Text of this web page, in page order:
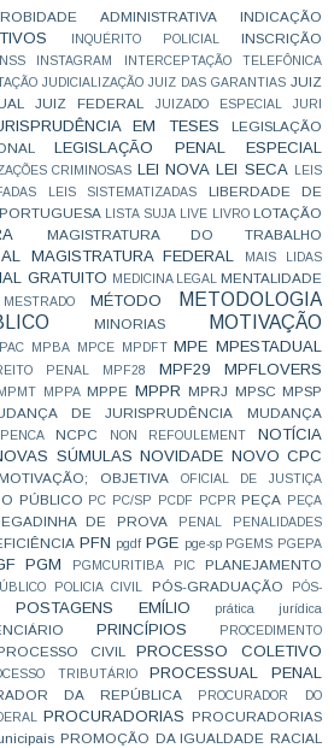
ADMINISTRATIVA
INDICAÇÃO
INQUÉRITO POLICIAL
INSCRIÇÃO
INSS INSTAGRAM INTERCEPTAÇÃO TELEFÔNICA
JUDICIALIZAÇÃO JUIZ DAS GARANTIAS JUIZ
JUIZ FEDERAL JUIZADO ESPECIAL JURI
EM TESES
LEGISLAÇÃO
LEGISLAÇÃO PENAL ESPECIAL
CRIMINOSAS LEI NOVA LEI SECA
LEIS
LEIS SISTEMATIZADAS
LIBERDADE DE
LISTA SUJA LIVE LIVRO LOTAÇÃO
MAGISTRATURA DO TRABALHO
MAGISTRATURA FEDERAL
MAIS LIDAS
GRATUITO MEDICINA LEGAL MENTALIDADE
MESTRADO MÉTODO
METODOLOGIA
MINORIAS
MOTIVAÇÃO
MPBA MPCE MPDFT MPE MPESTADUAL
PENAL MPF28 MPF29
MPFLOVERS
MPMT MPPA MPPE MPPR MPRJ MPSC MPSP
DE JURISPRUDÊNCIA
MUDANÇA
NCPC NON REFOULEMENT
NOTÍCIA
SÚMULAS NOVIDADE NOVO CPC
OBJETIVA OFICIAL DE JUSTIÇA
PÚBLICO PC PC/SP PCDF PCPR PEÇA
PEÇA
DE PROVA PENAL PENALIDADES
PFN pgdf PGE pge-sp PGEMS PGEPA
PGM PGMCURITIBA PIC PLANEJAMENTO
POLICIA CIVIL PÓS-GRADUAÇÃO
PÓS-
POSTAGENS EMÍLIO prática jurídica
PRINCÍPIOS
PROCEDIMENTO
CIVIL
PROCESSO COLETIVO
TRIBUTÁRIO
PROCESSUAL PENAL
DA REPÚBLICA
PROCURADOR DO
PROCURADORIAS PROCURADORIAS
PROMOÇÃO DA IGUALDADE RACIAL